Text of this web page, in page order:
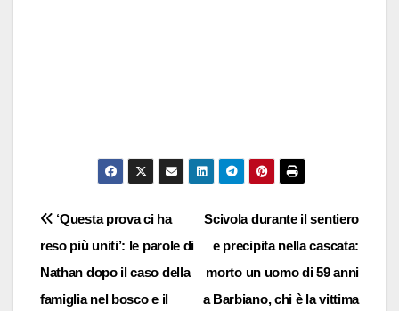
Navigazione
articoli
Scivola durante il sentiero
e precipita nella cascata:
morto un uomo di 59 anni
a Barbiano, chi è la vittima
‘Questa prova ci ha
reso più uniti’: le parole di
Nathan dopo il caso della
famiglia nel bosco e il